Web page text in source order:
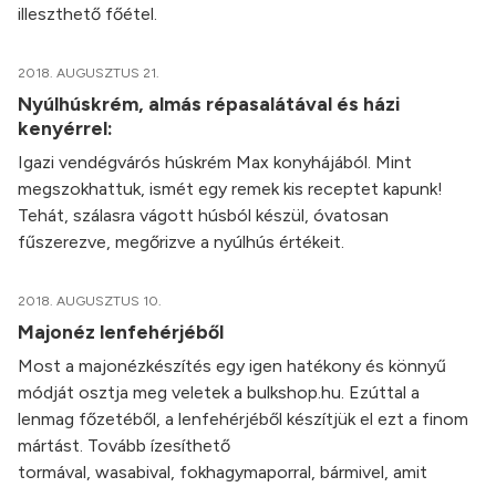
illeszthető főétel.
2018. AUGUSZTUS 21.
Nyúlhúskrém, almás répasalátával és házi
kenyérrel:
Igazi vendégvárós húskrém Max konyhájából. Mint
megszokhattuk, ismét egy remek kis receptet kapunk!
Tehát, szálasra vágott húsból készül, óvatosan
fűszerezve, megőrizve a nyúlhús értékeit.
2018. AUGUSZTUS 10.
Majonéz lenfehérjéből
Most a majonézkészítés egy igen hatékony és könnyű
módját osztja meg veletek a bulkshop.hu. Ezúttal a
lenmag főzetéből, a lenfehérjéből készítjük el ezt a finom
mártást. Tovább ízesíthető
tormával, wasabival, fokhagymaporral, bármivel, amit